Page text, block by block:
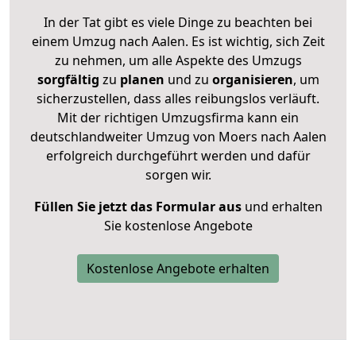
In der Tat gibt es viele Dinge zu beachten bei
einem Umzug nach Aalen. Es ist wichtig, sich Zeit
zu nehmen, um alle Aspekte des Umzugs
sorgfältig zu planen und zu organisieren, um
sicherzustellen, dass alles reibungslos verläuft.
Mit der richtigen Umzugsfirma kann ein
deutschlandweiter Umzug von Moers nach Aalen
erfolgreich durchgeführt werden und dafür
sorgen wir.
Füllen Sie jetzt das Formular ausund erhalten
Sie kostenlose Angebote
Kostenlose Angebote erhalten